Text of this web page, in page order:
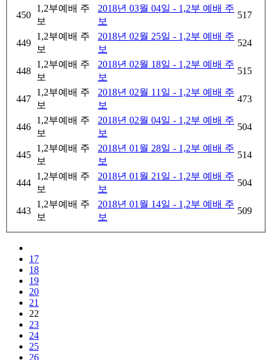
450
1,2부예배 주
보
2018년 03월 04일 - 1,2부 예배 주
보
517
449
1,2부예배 주
보
2018년 02월 25일 - 1,2부 예배 주
보
524
448
1,2부예배 주
보
2018년 02월 18일 - 1,2부 예배 주
보
515
447
1,2부예배 주
보
2018년 02월 11일 - 1,2부 예배 주
보
473
446
1,2부예배 주
보
2018년 02월 04일 - 1,2부 예배 주
보
504
445
1,2부예배 주
보
2018년 01월 28일 - 1,2부 예배 주
보
514
444
1,2부예배 주
보
2018년 01월 21일 - 1,2부 예배 주
보
504
443
1,2부예배 주
보
2018년 01월 14일 - 1,2부 예배 주
보
509
17
18
19
20
21
22
23
24
25
26